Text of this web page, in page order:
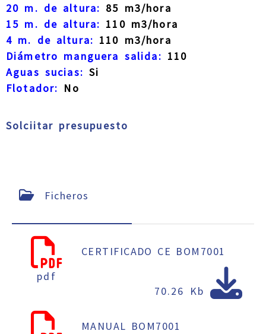
20 m. de altura: 85 m3/hora
15 m. de altura: 110 m3/hora
4 m. de altura: 110 m3/hora
Diámetro manguera salida: 110
Aguas sucias: Si
Flotador: No
Solciitar presupuesto
Ficheros
pdf
CERTIFICADO CE BOM7001
70.26 Kb
MANUAL BOM7001